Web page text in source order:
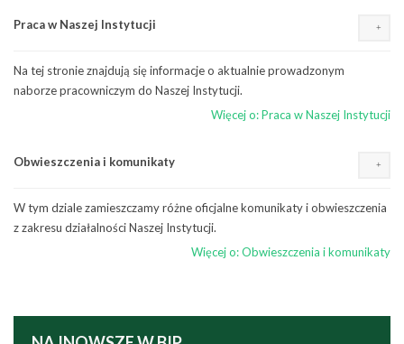
Praca w Naszej Instytucji
Na tej stronie znajdują się informacje o aktualnie prowadzonym
naborze pracowniczym do Naszej Instytucji.
Więcej o: Praca w Naszej Instytucji
Obwieszczenia i komunikaty
W tym dziale zamieszczamy różne oficjalne komunikaty i obwieszczenia
z zakresu działalności Naszej Instytucji.
Więcej o: Obwieszczenia i komunikaty